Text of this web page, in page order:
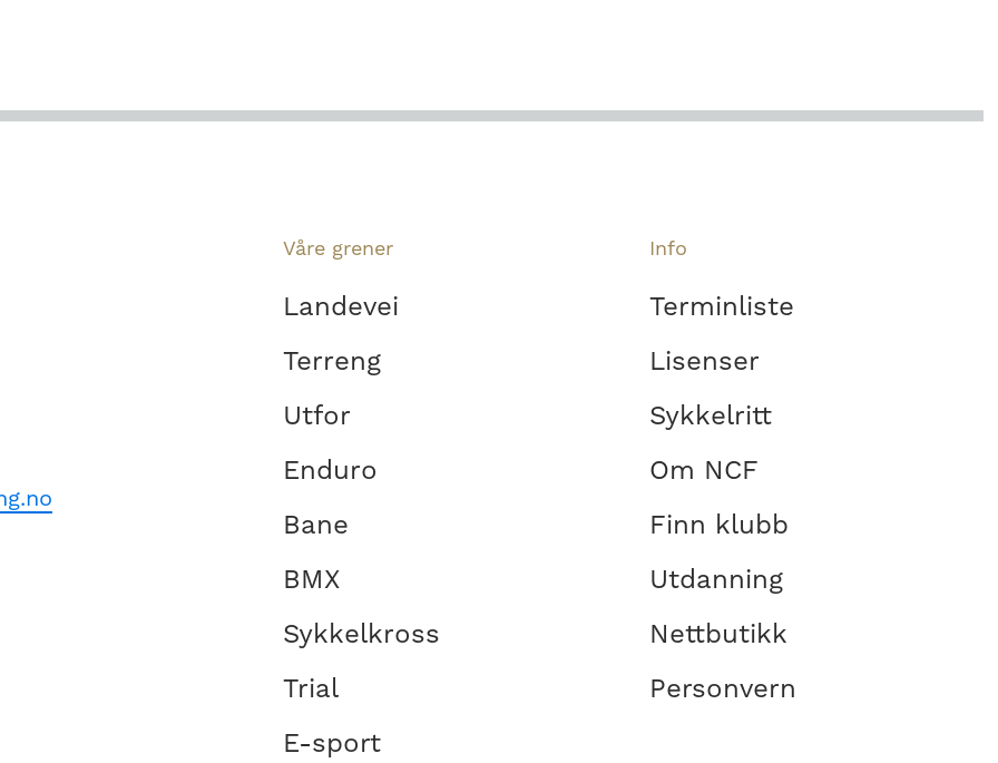
Våre grener
Landevei
Terreng
Utfor
Enduro
Bane
BMX
Sykkelkross
Trial
E-sport
Info
Terminliste
Lisenser
Sykkelritt
Om NCF
Finn klubb
Utdanning
Nettbutikk
Personvern